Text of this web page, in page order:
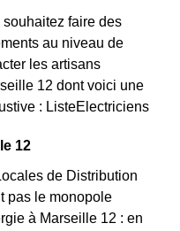
faire des
au niveau de
les artisans
12 dont voici une
: ListeElectriciens
12
de Distribution
pas le monopole
à Marseille 12 : en